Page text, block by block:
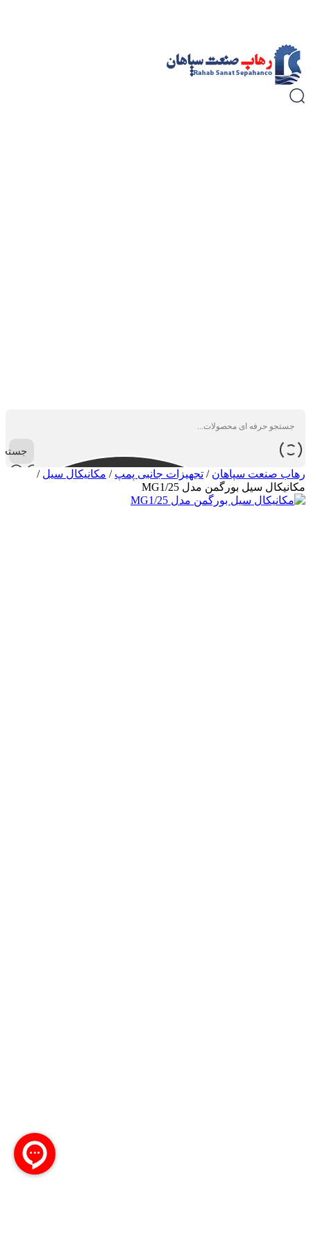
رهاب صنعت سپاهان / تجهیزات جانبی پمپ / مکانیکال سیل /
مكانيكال سيل بورگمن مدل MG1/25